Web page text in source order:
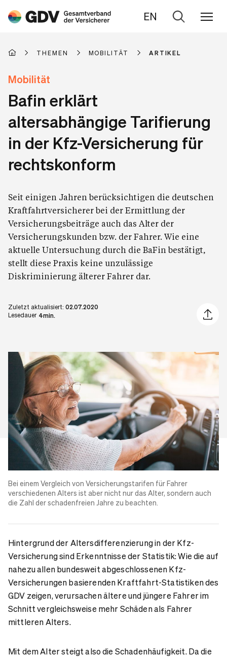
EN
Zur
THEMEN MOBILITÄT ARTIKEL
Mobilität
Bafin erklärt
altersabhängige Tarifierung
in der Kfz-Versicherung für
rechtskonform
Seit einigen Jahren berücksichtigen die deutschen
Kraftfahrtversicherer bei der Ermittlung der
Versicherungsbeiträge auch das Alter der
Versicherungskunden bzw. der Fahrer. Wie eine
aktuelle Untersuchung durch die BaFin bestätigt,
stellt diese Praxis keine unzulässige
Diskriminierung älterer Fahrer dar.
Zuletzt aktualisiert: 02.07.2020
Lesedauer 4min.
Artikel
Bei einem Vergleich von Versicherungstarifen für Fahrer
verschiedenen Alters ist aber nicht nur das Alter, sondern auch
die Zahl der schadenfreien Jahre zu beachten.
Hintergrund der Altersdifferenzierung in der Kfz-
Versicherung sind Erkenntnisse der Statistik: Wie die auf
nahezu allen bundesweit abgeschlossenen Kfz-
Versicherungen basierenden Kraftfahrt-Statistiken des
GDV zeigen, verursachen ältere und jüngere Fahrer im
Schnitt vergleichsweise mehr Schäden als Fahrer
mittleren Alters.
Mit dem Alter steigt also die Schadenhäufigkeit. Da die